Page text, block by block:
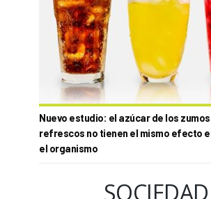
Nuevo estudio: el azúcar de los zumos
refrescos no tienen el mismo efecto
el organismo
SOCIEDAD